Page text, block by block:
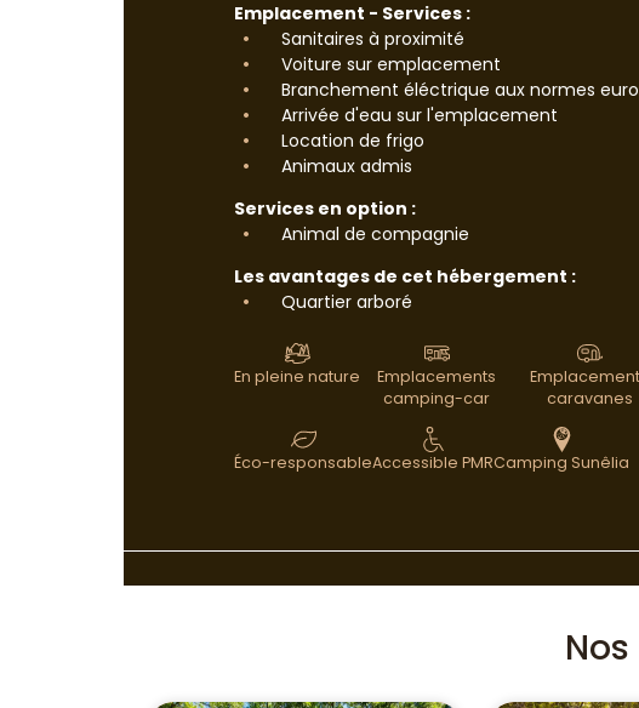
Emplacement - Services :
Sanitaires à proximité
Voiture sur emplacement
Branchement éléctrique aux normes
Arrivée d'eau sur l'emplacement
Location de frigo
Animaux admis
Services en option :
Animal de compagnie
Les avantages de cet hébergement :
Quartier arboré
En pleine nature
Emplacements
camping-car
caravanes
Éco-responsableAccessible PMRCamping Sunêlia